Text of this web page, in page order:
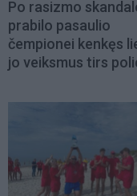
Po rasizmo
prabilo pasaulio
čempionei kenkęs
jo veiksmus tirs